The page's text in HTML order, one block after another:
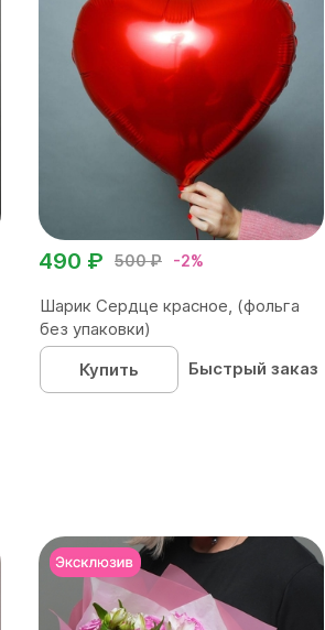
500 ₽ -2%
490 ₽
Шарик Сердце красное, (фольга
без упаковки)
Купить
Быстрый заказ